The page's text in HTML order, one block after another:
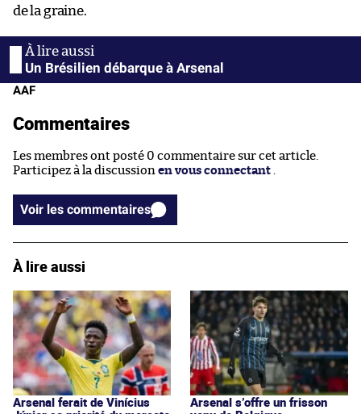
de la graine.
Un Brésilien débarque à Arsenal
AAF
Commentaires
Les membres ont posté 0 commentaire sur cet article.
Participez à la discussion en vous connectant
Voir les commentaires
À lire aussi
Arsenal ferait de Vinícius
Arsenal s’offre un frisson